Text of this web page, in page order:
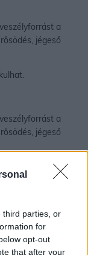
third parties, or
for
opt-out
that after your
a
jégeső
a
jégeső